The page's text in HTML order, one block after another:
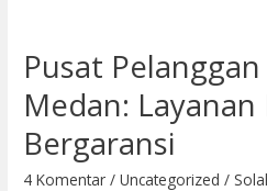
Pusat
Medan: Layanan
Bergaransi
4 Komentar /Uncategorized /
Pusat
Solahart
Medan:
Layanan